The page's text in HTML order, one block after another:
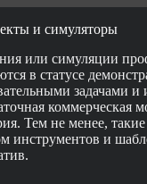
и симуляторы
или симуляции
в статусе
задачами и
коммерческая
Тем не менее,
инструментов и